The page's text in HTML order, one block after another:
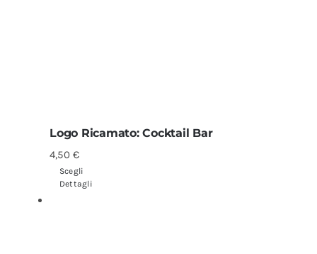
Logo Ricamato: Cocktail Bar
4,50€
Scegli
Dettagli